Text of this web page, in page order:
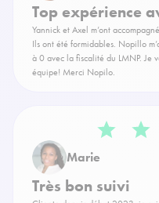
Top expérience
Yannick et Axel m’ont
Ils ont été formidables. Nopillo
à 0 avec la fiscalité du LMNP. Je
équipe! Merci Nopilo.
Marie
Très bon suivi